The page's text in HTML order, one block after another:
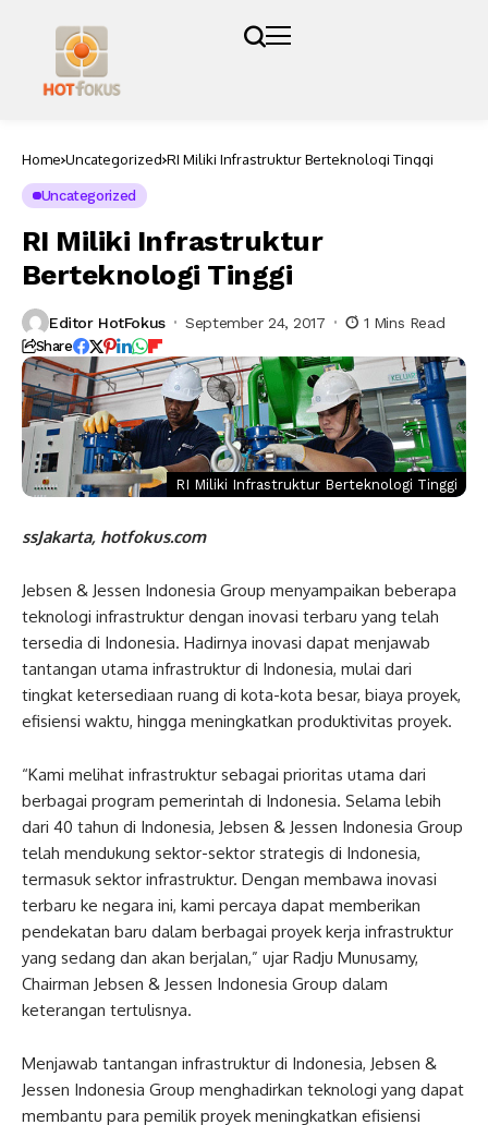
Home Uncategorized RI Miliki Infrastruktur Berteknologi Tinggi
Uncategorized
RI Miliki Infrastruktur
Berteknologi Tinggi
Editor HotFokus September 24, 2017 1 Mins Read
Share
RI Miliki Infrastruktur Berteknologi Tinggi
ssJakarta, hotfokus.com
Jebsen & Jessen Indonesia Group menyampaikan beberapa
teknologi infrastruktur dengan inovasi terbaru yang telah
tersedia di Indonesia. Hadirnya inovasi dapat menjawab
tantangan utama infrastruktur di Indonesia, mulai dari
tingkat ketersediaan ruang di kota-kota besar, biaya proyek,
efisiensi waktu, hingga meningkatkan produktivitas proyek.
“Kami melihat infrastruktur sebagai prioritas utama dari
berbagai program pemerintah di Indonesia. Selama lebih
dari 40 tahun di Indonesia, Jebsen & Jessen Indonesia Group
telah mendukung sektor-sektor strategis di Indonesia,
termasuk sektor infrastruktur. Dengan membawa inovasi
terbaru ke negara ini, kami percaya dapat memberikan
pendekatan baru dalam berbagai proyek kerja infrastruktur
yang sedang dan akan berjalan,” ujar Radju Munusamy,
Chairman Jebsen & Jessen Indonesia Group dalam
keterangan tertulisnya.
Menjawab tantangan infrastruktur di Indonesia, Jebsen &
Jessen Indonesia Group menghadirkan teknologi yang dapat
membantu para pemilik proyek meningkatkan efisiensi